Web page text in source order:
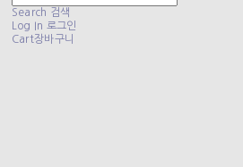
Search 검색
Log In 로그인
Cart장바구니